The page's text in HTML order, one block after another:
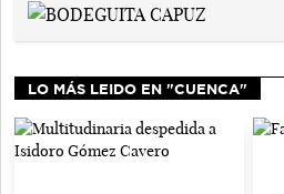
LO MÁS LEIDO EN "CUENCA"